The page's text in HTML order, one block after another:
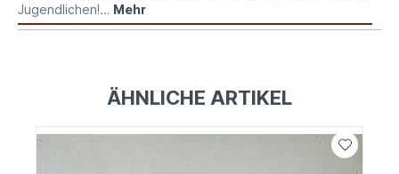
Jugendlichen!… Mehr
ÄHNLICHE ARTIKEL